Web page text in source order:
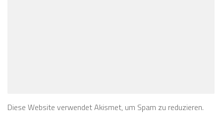
Diese Website verwendet Akismet, um Spam zu reduzieren.